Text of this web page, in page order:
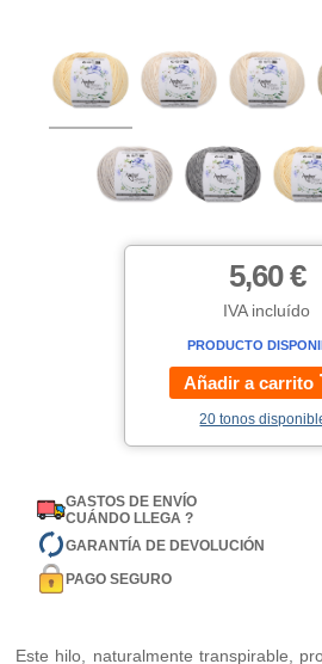
5,60 €
IVA incluído
PRODUCTO
Añadir a carrito
20 tonos
GASTOS DE ENVÍO
CUÁNDO LLEGA ?
GARANTÍA DE DEVOLUCIÓN
PAGO SEGURO
Este hilo, naturalmente transpirable,